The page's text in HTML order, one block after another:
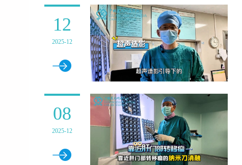
12
2025-12
08
2025-12